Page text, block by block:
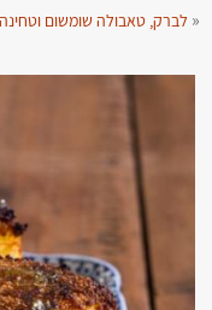
« לברק, טאבולה שומשום וטחינה